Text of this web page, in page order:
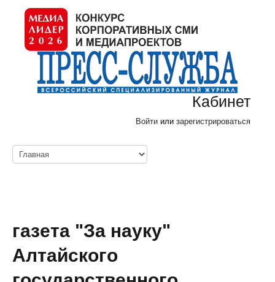
Кабинет
Войти или зарегистрироваться
газета "За науку"
Алтайского